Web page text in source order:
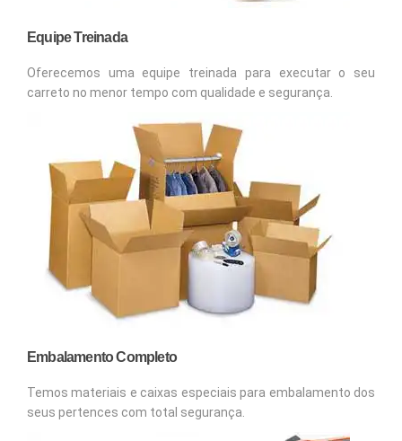
Equipe Treinada
Oferecemos uma equipe treinada para executar o seu
carreto no menor tempo com qualidade e segurança.
Embalamento Completo
Temos materiais e caixas especiais para embalamento dos
seus pertences com total segurança.